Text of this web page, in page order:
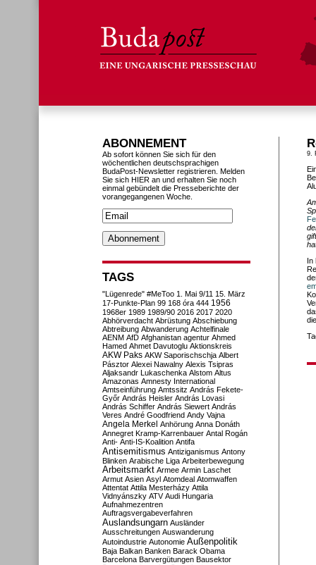
9.
In
ABONNEMENT
Ab sofort können Sie sich für den
wöchentlichen deutschsprachigen
BudaPost-Newsletter registrieren. Melden
Sie sich HIER an und erhalten Sie noch
einmal gebündelt die Presseberichte der
vorangegangenen Woche.
TAGS
"Lügenrede" #MeToo 1. Mai 9/11 15. März
17-Punkte-Plan 99 168 óra 444 1956
1968er 1989 1989/90 2016 2017 2020
Abhörverdacht Abrüstung Abschiebung
Abtreibung Abwanderung Achtelfinale
AENM AfD Afghanistan agentur Ahmed
Hamed Ahmet Davutoglu Aktionskreis
AKW Paks AKW Saporischschja Albert
Pásztor Alexei Nawalny Alexis Tsipras
Aljaksandr Lukaschenka Alstom Altus
Amazonas Amnesty International
Amtseinführung Amtssitz András Fekete-
Győr András Heisler András Lovasi
András Schiffer András Siewert András
Veres André Goodfriend Andy Vajna
Angela Merkel Anhörung Anna Donáth
Annegret Kramp-Karrenbauer Antal Rogán
Anti- Anti-IS-Koalition Antifa
Antisemitismus Antiziganismus Antony
Blinken Arabische Liga Arbeiterbewegung
Arbeitsmarkt Armee Armin Laschet
Armut Asien Asyl Atomdeal Atomwaffen
Attentat Attila Mesterházy Attila
Vidnyánszky ATV Audi Hungaria
Aufnahmezentren
Auftragsvergabeverfahren
Auslandsungarn Ausländer
Ausschreitungen Auswanderung
Autoindustrie Autonomie Außenpolitik
Baja Balkan Banken Barack Obama
Barcelona Barvergütungen Bausektor